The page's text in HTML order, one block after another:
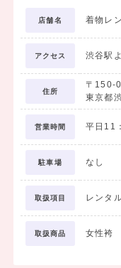
店舗名 着物レ
アクセス 渋谷駅
住所
〒150-
東京都
営業時間 平日11
駐車場 なし
取扱項目 レンタ
取扱商品 女性袴